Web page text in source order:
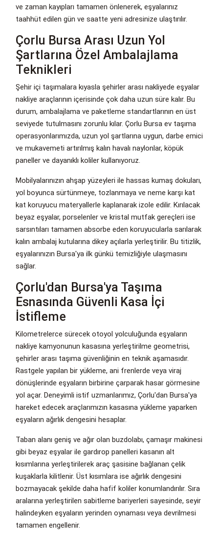
ve zaman kayıpları tamamen önlenerek, eşyalarınız
taahhüt edilen gün ve saatte yeni adresinize ulaştırılır.
Çorlu Bursa Arası Uzun Yol
Şartlarına Özel Ambalajlama
Teknikleri
Şehir içi taşımalara kıyasla şehirler arası nakliyede eşyalar
nakliye araçlarının içerisinde çok daha uzun süre kalır. Bu
durum, ambalajlama ve paketleme standartlarının en üst
seviyede tutulmasını zorunlu kılar. Çorlu Bursa ev taşıma
operasyonlarımızda, uzun yol şartlarına uygun, darbe emici
ve mukavemeti artırılmış kalın havalı naylonlar, köpük
paneller ve dayanıklı koliler kullanıyoruz.
Mobilyalarınızın ahşap yüzeyleri ile hassas kumaş dokuları,
yol boyunca sürtünmeye, tozlanmaya ve neme karşı kat
kat koruyucu materyallerle kaplanarak izole edilir. Kırılacak
beyaz eşyalar, porselenler ve kristal mutfak gereçleri ise
sarsıntıları tamamen absorbe eden koruyucularla sarılarak
kalın ambalaj kutularına dikey açılarla yerleştirilir. Bu titizlik,
eşyalarınızın Bursa'ya ilk günkü temizliğiyle ulaşmasını
sağlar.
Çorlu'dan Bursa'ya Taşıma
Esnasında Güvenli Kasa İçi
İstifleme
Kilometrelerce sürecek otoyol yolculuğunda eşyaların
nakliye kamyonunun kasasına yerleştirilme geometrisi,
şehirler arası taşıma güvenliğinin en teknik aşamasıdır.
Rastgele yapılan bir yükleme, ani frenlerde veya viraj
dönüşlerinde eşyaların birbirine çarparak hasar görmesine
yol açar. Deneyimli istif uzmanlarımız, Çorlu'dan Bursa'ya
hareket edecek araçlarımızın kasasına yükleme yaparken
eşyaların ağırlık dengesini hesaplar.
Taban alanı geniş ve ağır olan buzdolabı, çamaşır makinesi
gibi beyaz eşyalar ile gardırop panelleri kasanın alt
kısımlarına yerleştirilerek araç şasisine bağlanan çelik
kuşaklarla kilitlenir. Üst kısımlara ise ağırlık dengesini
bozmayacak şekilde daha hafif koliler konumlandırılır. Sıra
aralarına yerleştirilen sabitleme bariyerleri sayesinde, seyir
halindeyken eşyaların yerinden oynaması veya devrilmesi
tamamen engellenir.